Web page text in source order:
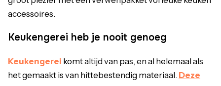
accessoires.
Keukengerei heb je nooit genoeg
Keukengerei komt altijd van pas, en al helemaal als
het gemaakt is van hittebestendig materiaal. Deze